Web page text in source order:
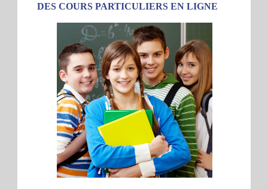
DES COURS PARTICULIERS EN LIGNE